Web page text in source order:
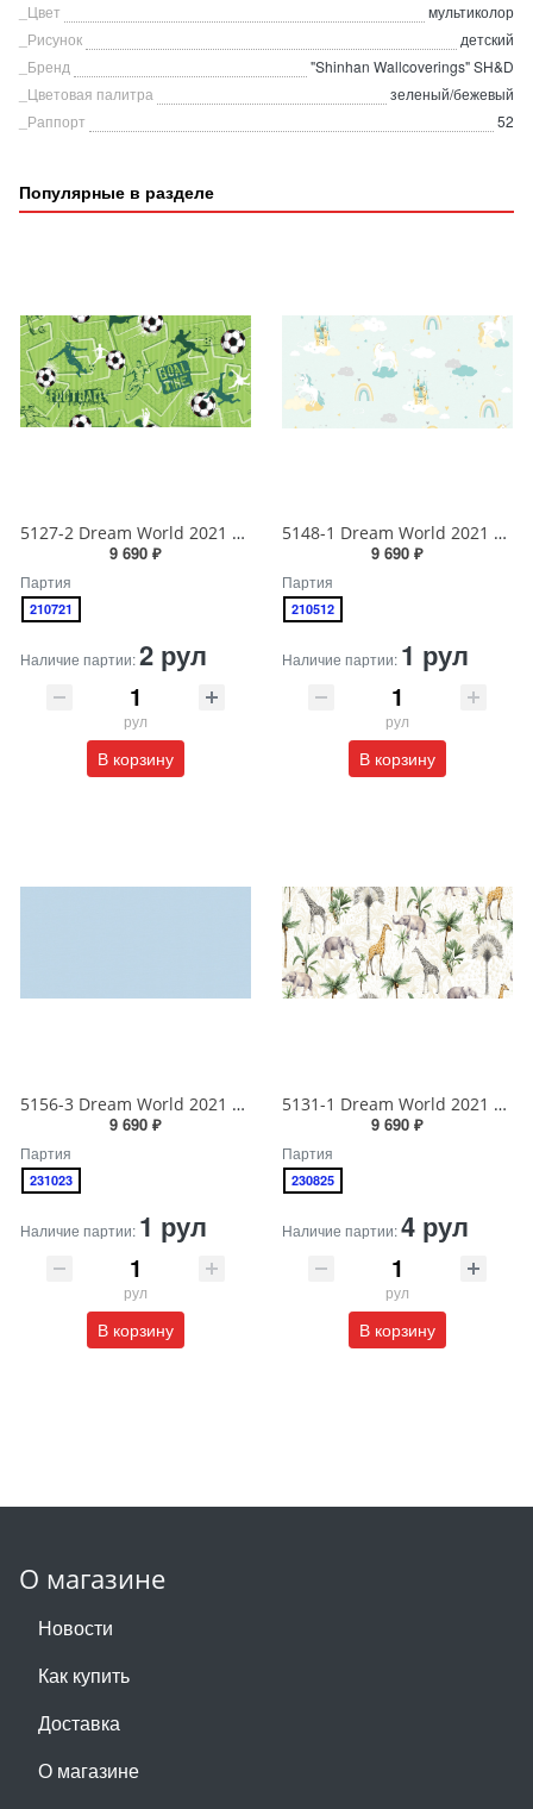
_Цвет
мультиколор
_Рисунок
детский
_Бренд
"Shinhan Wallcoverings" SH&D
_Цветовая палитра
зеленый/бежевый
_Раппорт
52
Популярные в разделе
5127-2 Dream World 2021 Обои виниловые на бумажной основе 1.06*15.6
9 690 ₽
Партия
210721
Наличие партии:2 рул
рул
В корзину
5148-1 Dream World 2021 Обои виниловые на бумажной основе 1.06*15.6
9 690 ₽
Партия
210512
Наличие партии: 1 рул
рул
В корзину
5156-3 Dream World 2021 Обои виниловые на бумажной основе 1.06*15.6
9 690 ₽
Партия
231023
Наличие партии: 1 рул
рул
В корзину
5131-1 Dream World 2021 Обои виниловые на бумажной основе 1.06*15.6
9 690 ₽
Партия
230825
Наличие партии:4 рул
рул
В корзину
О магазине
Новости
Как купить
Доставка
О магазине